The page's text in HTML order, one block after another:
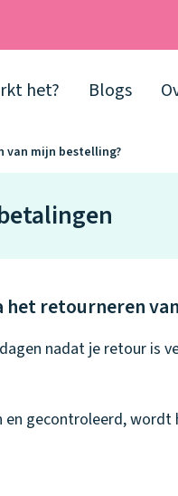
het? Blogs
van mijn bestelling?
retourneren
nadat je retour is
en gecontroleerd,